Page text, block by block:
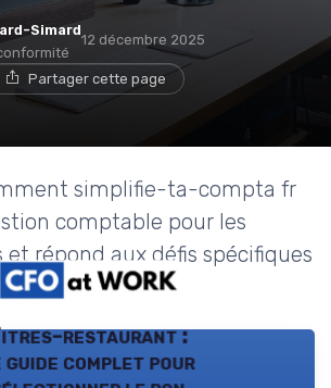
Simard
12 décembre 2025
Partager cette page
simplifie-ta-compta fr
comptable pour les
et répond aux défis spécifiques
restaurant :
guide complet pour